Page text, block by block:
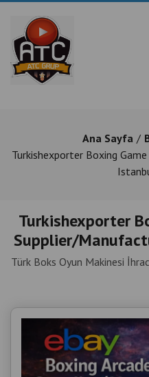
Ana Sayfa
Turkishexporter Boxing
Turkishexporter
Supplier/
Türk Boks Oyun Makinesi